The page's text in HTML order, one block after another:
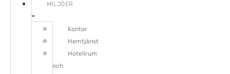
MILJÖER
Kontor
Hemtjänst
Hotellrum
och